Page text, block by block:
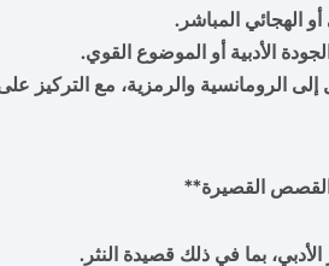
أو الهجائي المباشر.
الأدبية أو الموضوع القوي.
إلى الرومانسية والرمزية، مع
القصيرة**
بما في ذلك قصيدة النثر.